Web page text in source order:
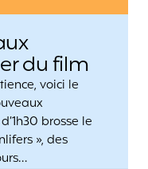
du film
voici le
brosse le
», des